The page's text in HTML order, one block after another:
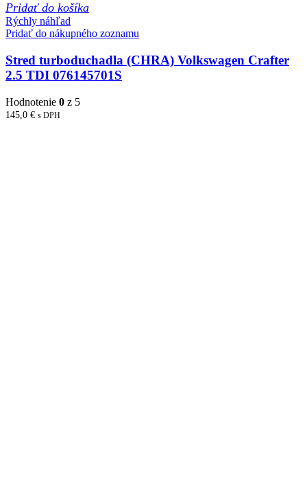
Pridať do košíka
Rýchly náhľad
Pridať do nákupného zoznamu
Stred turboduchadla (CHRA) Volkswagen Crafter
2.5 TDI 076145701S
Hodnotenie 0 z 5
145,0 € s DPH